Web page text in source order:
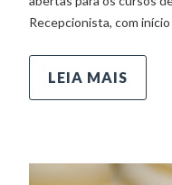
Recepcionista, com início
LEIA MAIS